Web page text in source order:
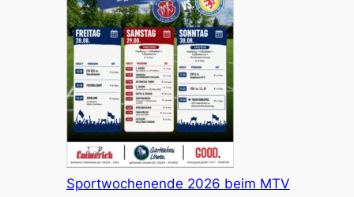
abgeschlossen
Sportwochenende 2026 beim MTV